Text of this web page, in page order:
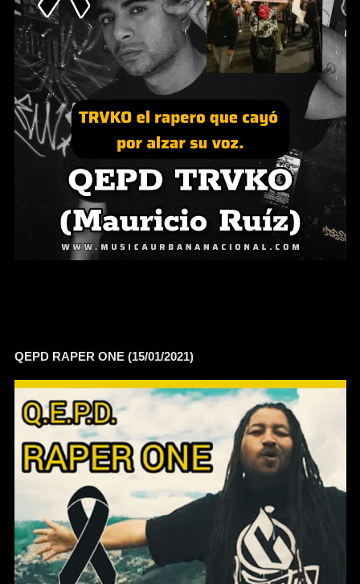
QEPD RAPER ONE (15/01/2021)